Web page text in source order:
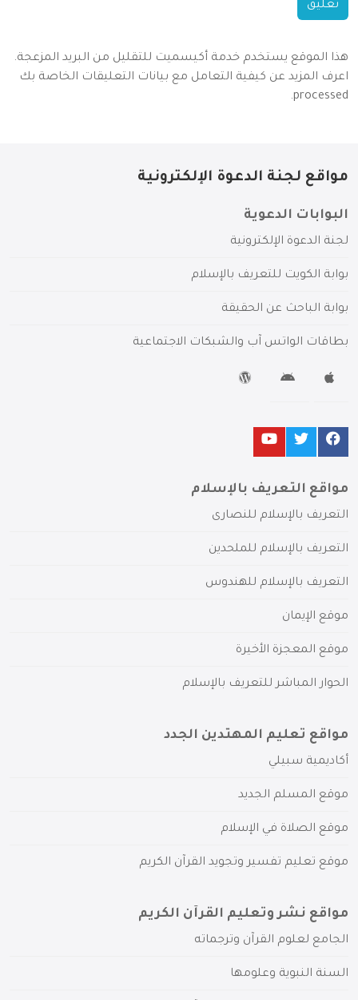
هذا الموقع يستخدم خدمة أكيسميت للتقليل من البريد المزعجة.
اعرف المزيد عن كيفية التعامل مع بيانات التعليقات الخاصة بك
processed
.
مواقع لجنة الدعوة الإلكترونية
البوابات الدعوية
لجنة الدعوة الإلكترونية
بوابة الكويت للتعريف بالإسلام
بوابة الباحث عن الحقيقة
بطاقات الواتس آب والشبكات الاجتماعية
مواقع التعريف بالإسلام
التعريف بالإسلام للنصارى
التعريف بالإسلام للملحدين
التعريف بالإسلام للهندوس
موقع الإيمان
موقع المعجزة الأخيرة
الحوار المباشر للتعريف بالإسلام
مواقع تعليم المهتدين الجدد
أكاديمية سبيلي
موقع المسلم الجديد
موقع الصلاة في الإسلام
موقع تعليم تفسير وتجويد القرآن الكريم
مواقع نشر وتعليم القرآن الكريم
الجامع لعلوم القرآن وترجماته
السنة النبوية وعلومها